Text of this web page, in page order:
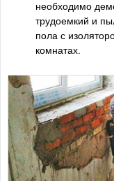
необходимо
трудоемкий и
пола с
комнатах.